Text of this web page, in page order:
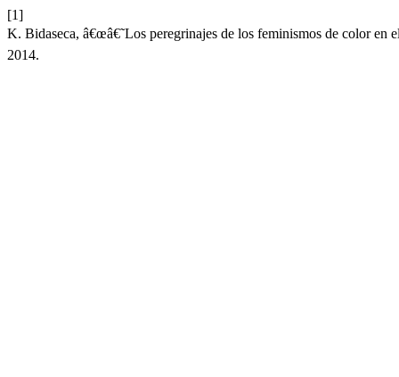
[1]
K. Bidaseca, â€œâ€˜Los peregrinajes de los feminismos de color en
2014.